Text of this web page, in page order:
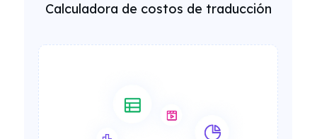
Calculadora de costos de traducción